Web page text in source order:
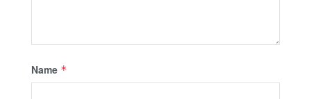
Name *